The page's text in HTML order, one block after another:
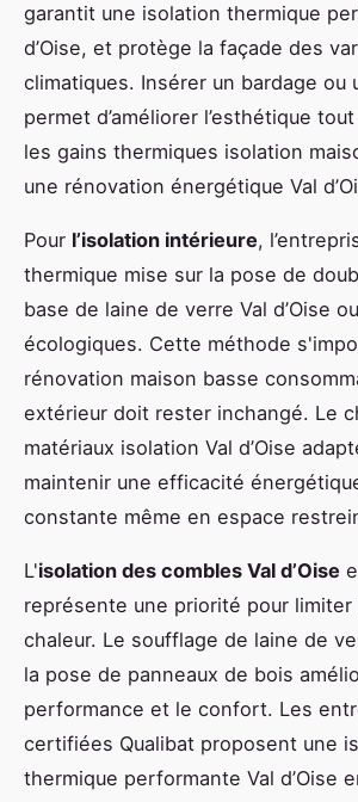
garantit une isolation thermique
d’Oise, et protège la façade des
climatiques. Insérer un bardage ou
permet d’améliorer l’esthétique
les gains thermiques isolation
une rénovation énergétique Val
Pour l’isolation intérieure,
thermique mise sur la pose de
base de laine de verre Val d’Oise
écologiques. Cette méthode
rénovation maison basse
extérieur doit rester inchangé. Le
matériaux isolation Val d’Oise
maintenir une efficacité
constante même en espace
L'isolation des combles Val d’Oise
représente une priorité pour
chaleur. Le soufflage de laine de
la pose de panneaux de bois
performance et le confort. Les
certifiées Qualibat proposent une
thermique performante Val d’Oise